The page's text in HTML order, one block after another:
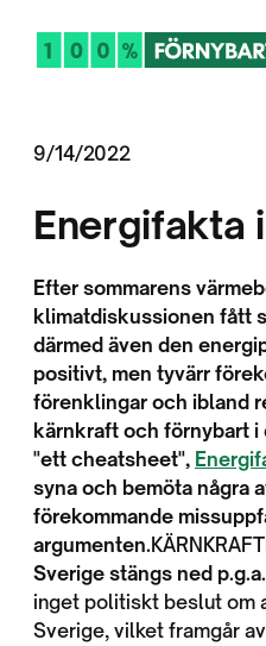
9/14/2022
Energifakta
Efter sommarens
klimatdiskussionen fått
därmed även den
positivt, men tyvärr
förenklingar och ibland
kärnkraft och förnybart i
"ett cheatsheet",
syna och bemöta några
förekommande
argumenten.KÄRNKRAFT
Sverige stängs ned
inget politiskt beslut om
Sverige, vilket framgår